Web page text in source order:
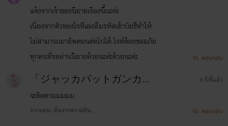
แจ้งจากเจ้าของนิยายเรื่องนี้นะค่ะ
เนื่องจากตัวของไรทืเองลืมรหัสเข้าบัยชีทำให้
ไม่สามารถมาอัพตอนต่อไปได้ ไรท์ต้องขออภัย
ทุกคนที่รออ่านนิยายด้วยนะค่ะด้วยนะค่ะ
ตอบกลับ
「ジャッカパットガンカイビン」
จะติดตามมมมม
จากตอน: ตื่นจากความฝัน...
9 ปีที่แล้ว
ตอบกลับ